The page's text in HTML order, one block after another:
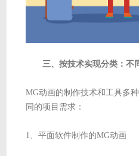
三、按技术实现分类：不
MG动画的制作技术和工具多
同的项目需求：
1、平面软件制作的MG动画